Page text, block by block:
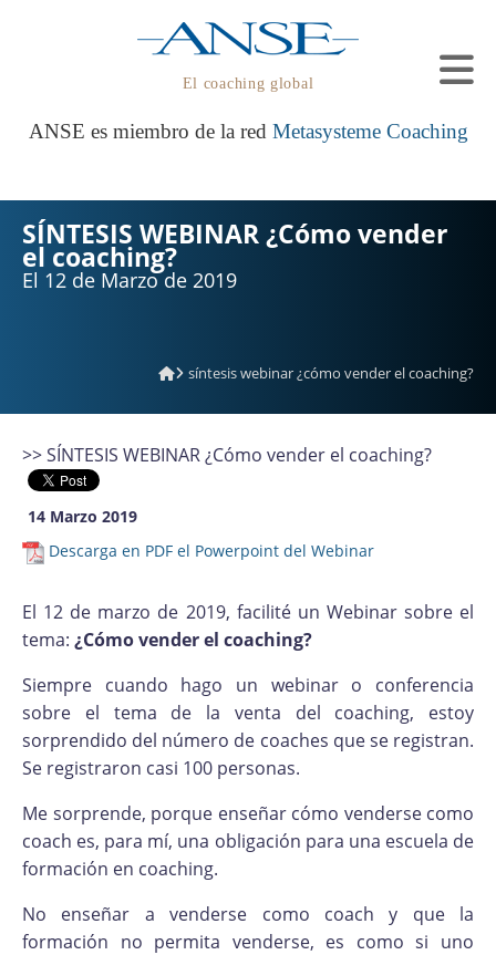
El coaching global
ANSE es miembro de la red Metasysteme Coaching
SÍNTESIS WEBINAR ¿Cómo vender
el coaching?
El 12 de Marzo de 2019
síntesis webinar ¿cómo vender el coaching?
>> SÍNTESIS WEBINAR ¿Cómo vender el coaching?
14 Marzo 2019
Descarga en PDF el Powerpoint del Webinar
El 12 de marzo de 2019, facilité un Webinar sobre el
tema: ¿Cómo vender el coaching?
Siempre cuando hago un webinar o conferencia
sobre el tema de la venta del coaching, estoy
sorprendido del número de coaches que se registran.
Se registraron casi 100 personas.
Me sorprende, porque enseñar cómo venderse como
coach es, para mí, una obligación para una escuela de
formación en coaching.
No enseñar a venderse como coach y que la
formación no permita venderse, es como si uno